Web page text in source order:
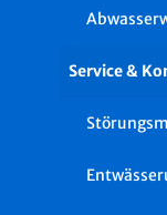
Service &